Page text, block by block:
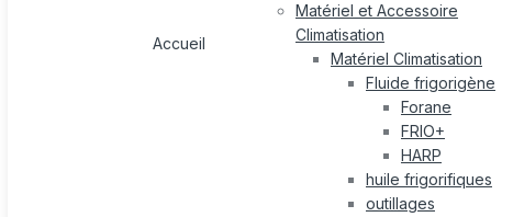
Accueil
Matériel et Accessoire
Climatisation
Matériel Climatisation
Fluide frigorigène
Forane
FRIO+
HARP
huile frigorifiques
outillages